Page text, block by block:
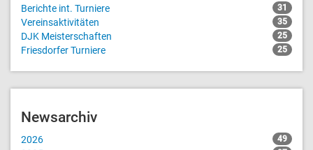
Berichte int. Turniere 31
Vereinsaktivitäten 35
DJK Meisterschaften 25
Friesdorfer Turniere 25
Newsarchiv
2026 49